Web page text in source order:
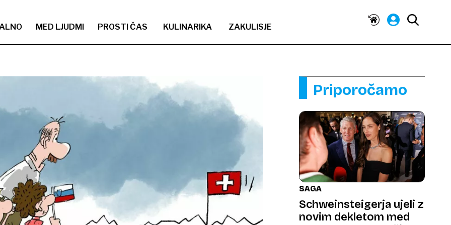
MED LJUDMI PROSTI ČAS KULINARIKA ZAKULISJE
Priporočamo
SAGA
Schweinsteigerja ujeli z
novim dekletom med